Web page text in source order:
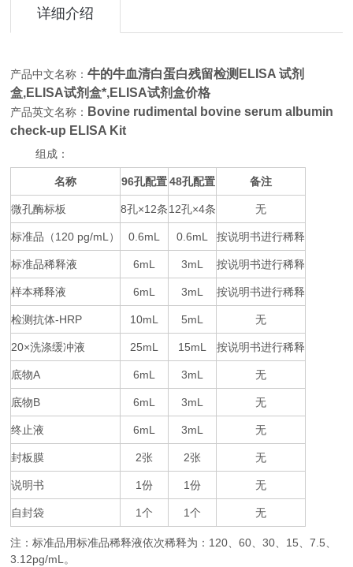
详细介绍
产品中文名称：牛的牛血清白蛋白残留检测ELISA 试剂
盒,ELISA试剂盒*,ELISA试剂盒价格
产品英文名称： Bovine rudimental bovine serum albumin
check-up ELISA Kit
组成：
名称 96孔配置 48孔配置 备注
微孔酶标板 8孔×12条 12孔×4条 无
标准品（120 pg/mL ） 0.6mL 0.6mL 按说明书进行稀释
标准品稀释液 6mL 3mL 按说明书进行稀释
样本稀释液 6mL 3mL 按说明书进行稀释
检测抗体-HRP 10mL 5mL 无
20×洗涤缓冲液 25mL 15mL 按说明书进行稀释
底物A 6mL 3mL 无
底物B 6mL 3mL 无
终止液 6mL 3mL 无
封板膜 2张 2张 无
说明书 1份 1份 无
自封袋 1个 1个 无
注：标准品用标准品稀释液依次稀释为： 120、60、30、 15、7.5、
3.12pg/mL。